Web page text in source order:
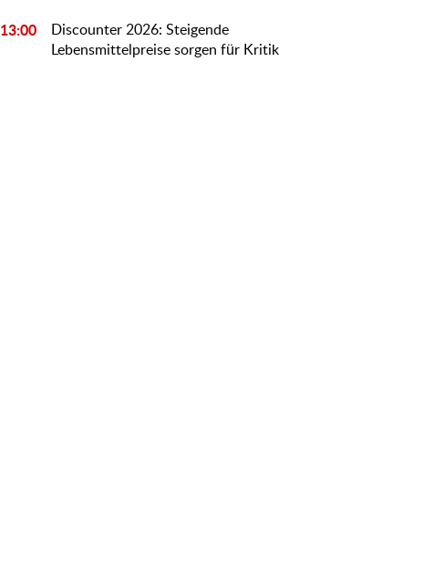
13:00
Discounter 2026: Steigende
Lebensmittelpreise sorgen für Kritik